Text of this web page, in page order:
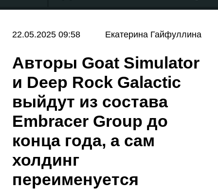
22.05.2025 09:58 Екатерина Гайфуллина
Авторы Goat Simulator
и Deep Rock Galactic
выйдут из состава
Embracer Group до
конца года, а сам
холдинг
переименуется